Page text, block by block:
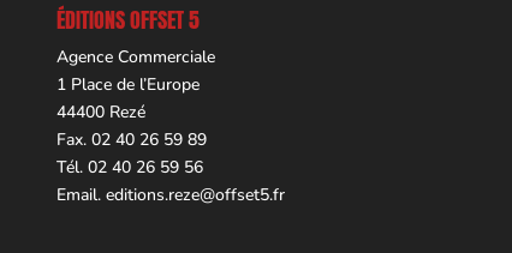
ÉDITIONS OFFSET 5
Agence Commerciale
1 Place de l’Europe
44400 Rezé
Fax. 02 40 26 59 89
Tél. 02 40 26 59 56
Email. editions.reze@offset5.fr